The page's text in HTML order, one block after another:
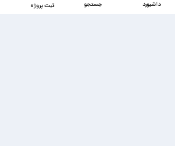
داشبورد جستجو ثبت پروژه